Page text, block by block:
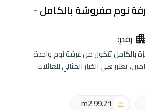
نوم مفروشة بالكامل -
رقم:
تتكون من غرفة نوم واحدة
تعتبر هي الخيار المثالي للعائلات
99.21 m2